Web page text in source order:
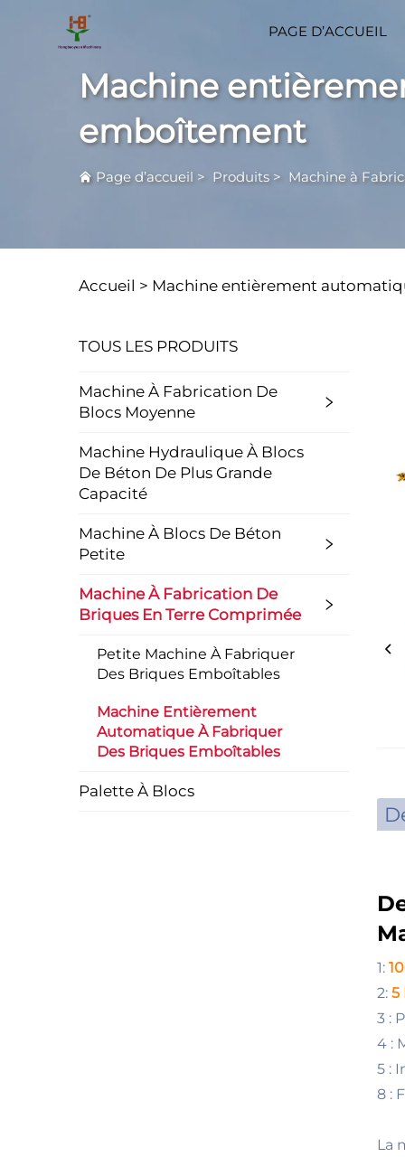
PAGE D’ACCUEIL
Machine
emboîtement
Page d’accueil > Produits > Machine à
Accueil > Machine entièrement
TOUS LES PRODUITS
Machine À Fabrication De
Blocs Moyenne
Machine Hydraulique À Blocs
De Béton De Plus Grande
Capacité
Machine À Blocs De Béton
Petite
Machine À Fabrication De
Briques En Terre Comprimée
Petite Machine À Fabriquer
Des Briques Emboîtables
Machine Entièrement
Automatique À Fabriquer
Des Briques Emboîtables
Palette À Blocs
1:
2: 5
3 :
4 :
5 :
8 :
La